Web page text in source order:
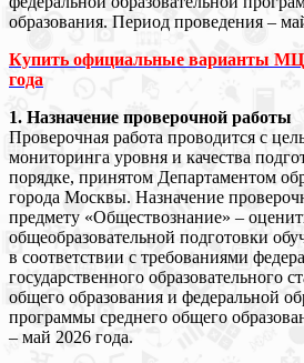
образования. Период проведения –
Купить официальные варианты
года
1. Назначение проверочной работы
Проверочная работа проводится с
мониторинга уровня и качества
порядке, принятом Департаментом
города Москвы. Назначение
предмету «Обществознание» –
общеобразовательной подготовки
в соответствии с требованиями
государственного образовательного
общего образования и федеральной
программы среднего общего
– май 2026 года.